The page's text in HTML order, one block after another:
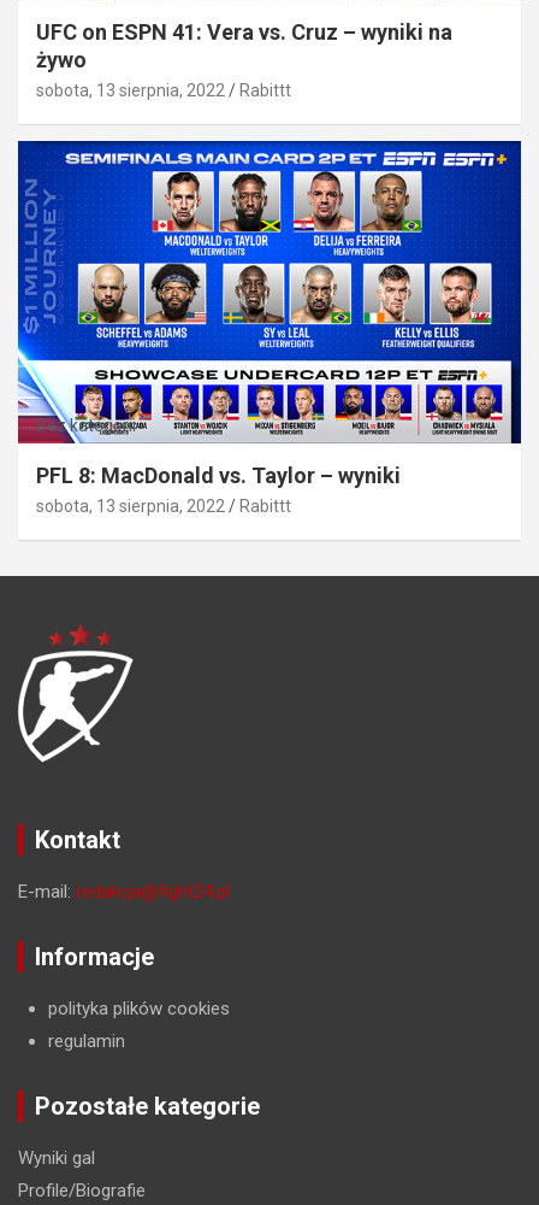
UFC on ESPN 41: Vera vs. Cruz – wyniki na
żywo
sobota, 13 sierpnia, 2022 Rabittt
Bez kategorii
PFL 8: MacDonald vs. Taylor – wyniki
sobota, 13 sierpnia, 2022 Rabittt
Kontakt
E-mail: redakcja@fight24.pl
Informacje
polityka plików cookies
regulamin
Pozostałe kategorie
Wyniki gal
Profile/Biografie